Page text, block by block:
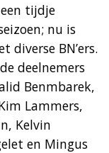
tijdje
nu is
diverse BN’ers.
deelnemers
Benmbarek,
Lammers,
Kelvin
en Mingus